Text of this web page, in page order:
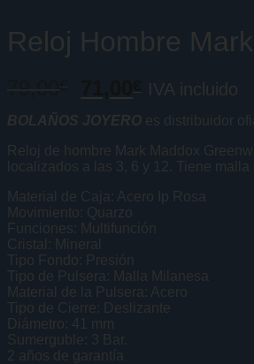
Reloj Hombre
original
era:
79,00€.
El
actual
es:
71,00€.
IVA incluido
BOLAÑOS JOYERO es distribuidor
Reloj de hombre Mark Maddox
localizados a las 3, 6 y 12. Tiene malla
Material de Caja: Acero Ip Rosa
Movimiento: Quarzo
Funciones: Multifunción
Cristal: Mineral
Tipo Fondo: Presión
Tipo de Pulsera: Malla Milanesa
Material de la Pulsera: Acero
Tipo de Cierre: Deslizante
Diámetro: 41 mm
Sumerguble: 3 Bar.
2 años de garantía